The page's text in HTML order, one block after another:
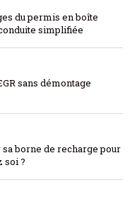
du permis en boîte
simplifiée
sans démontage
borne de recharge pour
soi ?